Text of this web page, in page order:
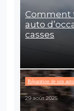
Comment
auto
casses
Réparation de son auto
29 août 2025